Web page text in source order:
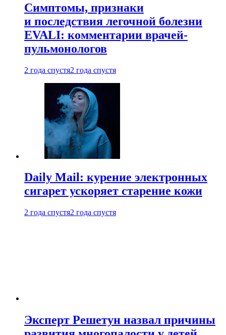
Симптомы, признаки
и последствия легочной болезни
EVALI: комментарии врачей-
пульмонологов
2 года спустя2 года спустя
Daily Mail: курение электронных
сигарет ускоряет старение кожи
2 года спустя2 года спустя
Эксперт Решетун назвал причины